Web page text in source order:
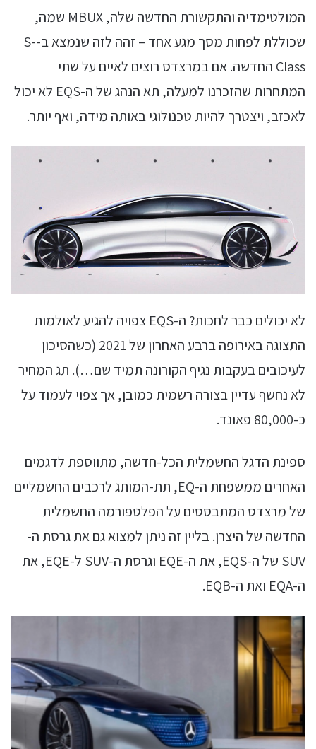
המולטימדיה והתקשורת החדשה שלה, MBUX שמה,
שכוללת לפחות מסך מגע אחד – זהה לזה שנמצא ב-S-
Class החדשה. אם במרצדס רוצים לאיים על שתי
המתחרות שהזכרנו למעלה, תא הנהג של ה-EQS לא יכול
לאכזב, ויצטרך להיות טכנולוגי באותה מידה, ואף יותר.
לא יכולים כבר לחכות? ה-EQS צפויה להגיע לאולמות
התצוגה באירופה ברבע האחרון של 2021 (כשהסיכון
לעיכובים בעקבות נגיף הקורונה תמיד שם…). תג המחיר
לא נחשף עדיין בצורה רשמית כמובן, אך צפוי לעמוד על
כ-80,000 פאונד.
ספינת הדגל החשמלית הכל-חדשה, מתווספת לדגמים
האחרים ממשפחת ה-EQ, תת-המותג לרכבים החשמליים
של מרצדס המתבססים על הפלטפורמה החשמלית
החדשה של היצרן. בליין זה ניתן למצוא גם את גרסת ה-
SUV של ה-EQS, את ה-EQE וגרסת ה-SUV ל-EQE, את
ה-EQA ואת ה-EQB.